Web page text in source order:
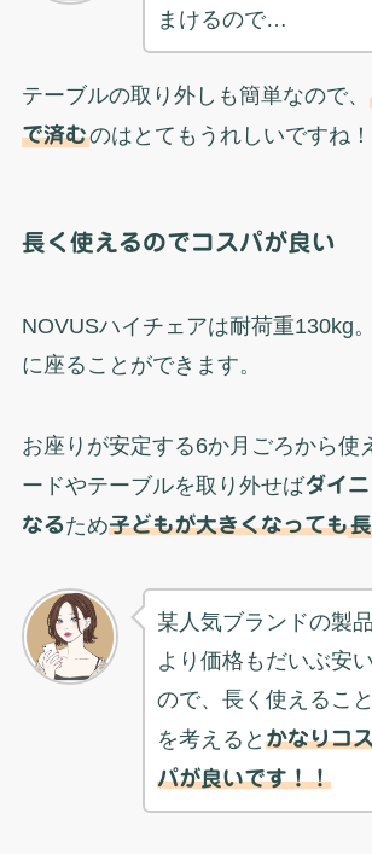
まけるので…
テーブルの取り外しも簡単なので、
で済むのはとてもうれしいですね！
長く使えるのでコスパが良い
NOVUSハイチェアは耐荷重130kg
に座ることができます。
お座りが安定する6か月ごろから使
ードやテーブルを取り外せばダイ
なるため子どもが大きくなっても
某人気ブランドの製品
より価格もだいぶ安い
ので、長く使えること
を考えると かなりコ
パが良いです！！